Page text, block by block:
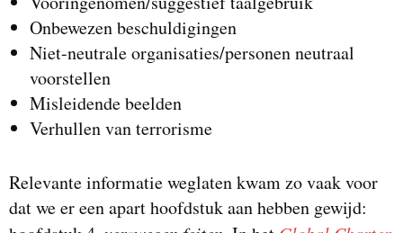
Onbewezen beschuldigingen
Niet-neutrale organisaties/personen neutraal
voorstellen
Misleidende beelden
Verhullen van terrorisme
Relevante informatie weglaten kwam zo vaak voor
dat we er een apart hoofdstuk aan hebben gewijd: